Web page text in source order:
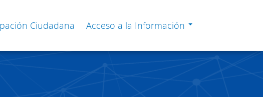
Ciudadana Acceso a la Información